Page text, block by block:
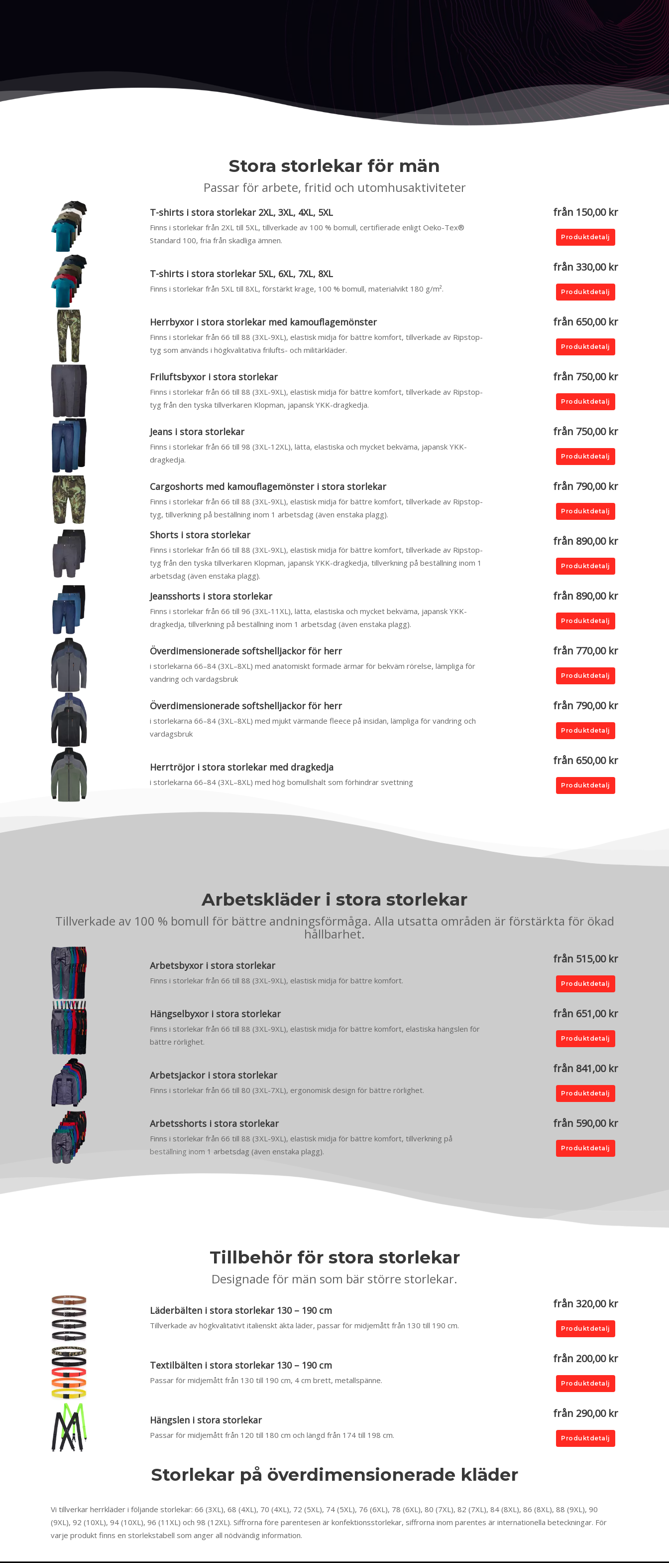
Stora storlekar för män
Passar för arbete, fritid och utomhusaktiviteter
T-shirts i stora storlekar 2XL, 3XL, 4XL, 5XL
Finns i storlekar från 2XL till 5XL, tillverkade av 100 % bomull, certifierade enligt Oeko-Tex®
Standard 100, fria från skadliga ämnen.
från 150,00 kr
Produktdetalj
T-shirts i stora storlekar 5XL, 6XL, 7XL, 8XL
Finns i storlekar från 5XL till 8XL, förstärkt krage, 100 % bomull, materialvikt 180 g/m².
från 330,00 kr
Produktdetalj
Herrbyxor i stora storlekar med kamouflagemönster
Finns i storlekar från 66 till 88 (3XL-9XL), elastisk midja för bättre komfort, tillverkade av Ripstop-
tyg som används i högkvalitativa frilufts- och militärkläder.
från 650,00 kr
Produktdetalj
Friluftsbyxor i stora storlekar
Finns i storlekar från 66 till 88 (3XL-9XL), elastisk midja för bättre komfort, tillverkade av Ripstop-
tyg från den tyska tillverkaren Klopman, japansk YKK-dragkedja.
från 750,00 kr
Produktdetalj
Jeans i stora storlekar
Finns i storlekar från 66 till 98 (3XL-12XL), lätta, elastiska och mycket bekväma, japansk YKK-
dragkedja.
från 750,00 kr
Produktdetalj
Cargoshorts med kamouflagemönster i stora storlekar
Finns i storlekar från 66 till 88 (3XL-9XL), elastisk midja för bättre komfort, tillverkade av Ripstop-
tyg, tillverkning på beställning inom 1 arbetsdag (även enstaka plagg).
från 790,00 kr
Produktdetalj
Shorts i stora storlekar
Finns i storlekar från 66 till 88 (3XL-9XL), elastisk midja för bättre komfort, tillverkade av Ripstop-
tyg från den tyska tillverkaren Klopman, japansk YKK-dragkedja, tillverkning på beställning inom 1
arbetsdag (även enstaka plagg).
från 890,00 kr
Produktdetalj
Jeansshorts i stora storlekar
Finns i storlekar från 66 till 96 (3XL-11XL), lätta, elastiska och mycket bekväma, japansk YKK-
dragkedja, tillverkning på beställning inom 1 arbetsdag (även enstaka plagg).
från 890,00 kr
Produktdetalj
Överdimensionerade softshelljackor för herr
i storlekarna 66–84 (3XL–8XL) med anatomiskt formade ärmar för bekväm rörelse, lämpliga för
vandring och vardagsbruk
från 770,00 kr
Produktdetalj
Överdimensionerade softshelljackor för herr
i storlekarna 66–84 (3XL–8XL) med mjukt värmande fleece på insidan, lämpliga för vandring och
vardagsbruk
från 790,00 kr
Produktdetalj
Herrtröjor i stora storlekar med dragkedja
i storlekarna 66–84 (3XL–8XL) med hög bomullshalt som förhindrar svettning
från 650,00 kr
Produktdetalj
Arbetskläder i stora storlekar
Tillverkade av 100 % bomull för bättre andningsförmåga. Alla utsatta områden är förstärkta för ökad
hållbarhet.
Arbetsbyxor i stora storlekar
Finns i storlekar från 66 till 88 (3XL-9XL), elastisk midja för bättre komfort.
från 515,00 kr
Produktdetalj
Hängselbyxor i stora storlekar
Finns i storlekar från 66 till 88 (3XL-9XL), elastisk midja för bättre komfort, elastiska hängslen för
bättre rörlighet.
från 651,00 kr
Produktdetalj
Arbetsjackor i stora storlekar
Finns i storlekar från 66 till 80 (3XL-7XL), ergonomisk design för bättre rörlighet.
från 841,00 kr
Produktdetalj
Arbetsshorts i stora storlekar
Finns i storlekar från 66 till 88 (3XL-9XL), elastisk midja för bättre komfort, tillverkning på
beställning inom 1 arbetsdag (även enstaka plagg).
från 590,00 kr
Produktdetalj
Tillbehör för stora storlekar
Designade för män som bär större storlekar.
Läderbälten i stora storlekar 130 – 190 cm
Tillverkade av högkvalitativt italienskt äkta läder, passar för midjemått från 130 till 190 cm.
från 320,00 kr
Produktdetalj
Textilbälten i stora storlekar 130 – 190 cm
Passar för midjemått från 130 till 190 cm, 4 cm brett, metallspänne.
från 200,00 kr
Produktdetalj
Hängslen i stora storlekar
Passar för midjemått från 120 till 180 cm och längd från 174 till 198 cm.
från 290,00 kr
Produktdetalj
Storlekar på överdimensionerade kläder
Vi tillverkar herrkläder i följande storlekar: 66 (3XL), 68 (4XL), 70 (4XL), 72 (5XL), 74 (5XL), 76 (6XL), 78 (6XL), 80 (7XL), 82 (7XL), 84 (8XL), 86 (8XL), 88 (9XL), 90
(9XL), 92 (10XL), 94 (10XL), 96 (11XL) och 98 (12XL). Siffrorna före parentesen är konfektionsstorlekar, siffrorna inom parentes är internationella beteckningar. För
varje produkt finns en storlekstabell som anger all nödvändig information.